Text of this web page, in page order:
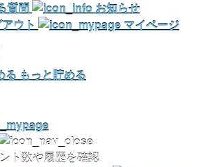
質問
お知らせ
ウト
マイページ
る もっと貯める
ト数や履歴を確認